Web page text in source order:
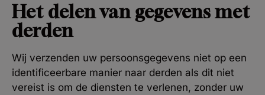
Het delen van gegevens met
derden
Wij verzenden uw persoonsgegevens niet op een
identificeerbare manier naar derden als dit niet
vereist is om de diensten te verlenen, zonder uw